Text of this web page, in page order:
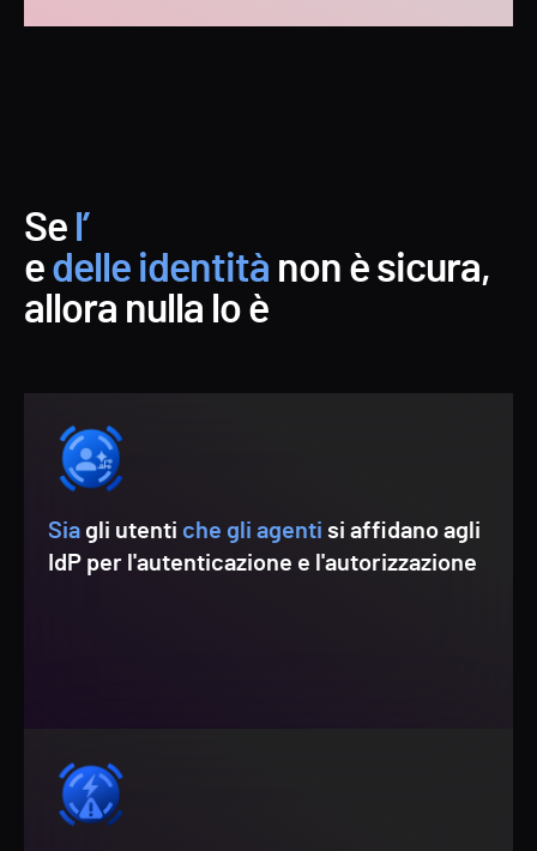
Se l’
e delle identità non è sicura,
allora nulla lo è
Sia gli utenti che gli agenti si affidano agli
IdP per l'autenticazione e l'autorizzazione